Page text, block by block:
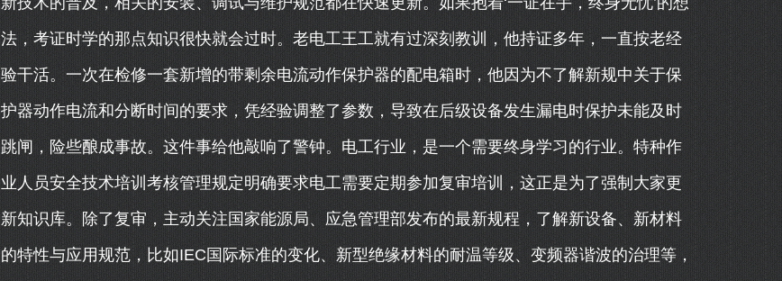
法，考证时学的那点知识很快就会过时。老电工王工就有过深刻教训，他持证多年，一直按老经
验干活。一次在检修一套新增的带剩余电流动作保护器的配电箱时，他因为不了解新规中关于保
护器动作电流和分断时间的要求，凭经验调整了参数，导致在后级设备发生漏电时保护未能及时
跳闸，险些酿成事故。这件事给他敲响了警钟。电工行业，是一个需要终身学习的行业。特种作
业人员安全技术培训考核管理规定明确要求电工需要定期参加复审培训，这正是为了强制大家更
新知识库。除了复审，主动关注国家能源局、应急管理部发布的最新规程，了解新设备、新材料
的特性与应用规范，比如IEC国际标准的变化、新型绝缘材料的耐温等级、变频器谐波的治理等，